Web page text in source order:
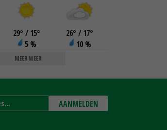
29° / 15°
5 %
26° / 17°
10 %
MEER WEER
AANMELDEN